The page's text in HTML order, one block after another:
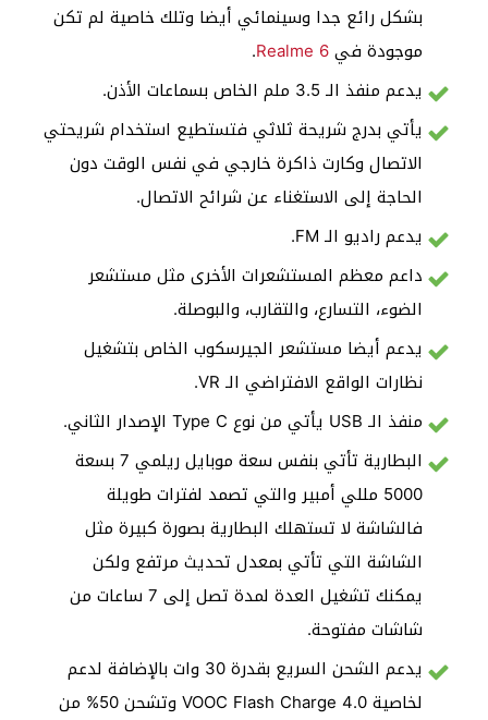
بشكل رائع جدا وسينمائي أيضا وتلك خاصية لم تكن
موجودة فيRealme 6
.
يدعم منفذ الـ 3.5 ملم الخاص بسماعات الأذن.
يأتي بدرج شريحة ثلاثي فتستطيع استخدام شريحتي
الاتصال وكارت ذاكرة خارجي في نفس الوقت دون
الحاجة إلى الاستغناء عن شرائح الاتصال.
يدعم راديو الـ FM.
داعم معظم المستشعرات الأخرى مثل مستشعر
الضوء، التسارع، والتقارب، والبوصلة.
يدعم أيضا مستشعر الجيرسكوب الخاص بتشغيل
نظارات الواقع الافتراضي الـ VR.
منفذ الـ USB يأتي من نوع Type C الإصدار الثاني.
البطارية تأتي بنفس سعة موبايل ريلمي 7 بسعة
5000 مللي أمبير والتي تصمد لفترات طويلة
فالشاشة لا تستهلك البطارية بصورة كبيرة مثل
الشاشة التي تأتي بمعدل تحديث مرتفع ولكن
يمكنك تشغيل العدة لمدة تصل إلى 7 ساعات من
شاشات مفتوحة.
يدعم الشحن السريع بقدرة 30 وات بالإضافة لدعم
لخاصية 4.0 VOOC Flash Charge وتشحن 50% من